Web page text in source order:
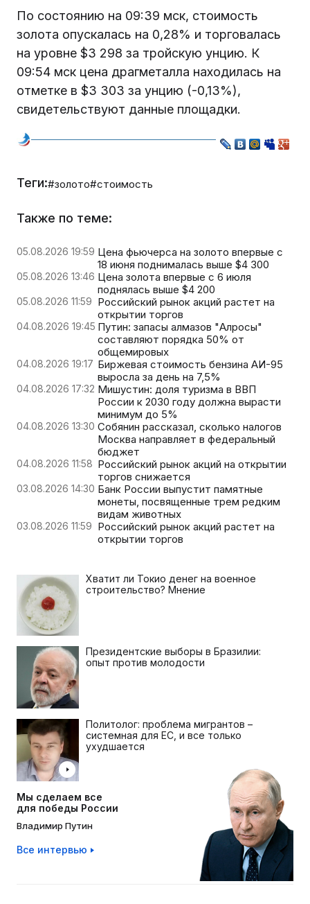
По состоянию на 09:39 мск, стоимость
золота опускалась на 0,28% и торговалась
на уровне $3 298 за тройскую унцию. К
09:54 мск цена драгметалла находилась на
отметке в $3 303 за унцию (-0,13%),
свидетельствуют данные площадки.
Теги:#золото#стоимость
Также по теме:
05.08.2026 19:59 Цена фьючерса на золото впервые с
18 июня поднималась выше $4 300
05.08.2026 13:46 Цена золота впервые с 6 июля
поднялась выше $4 200
05.08.2026 11:59 Российский рынок акций растет на
открытии торгов
04.08.2026 19:45 Путин: запасы алмазов "Алросы"
составляют порядка 50% от
общемировых
04.08.2026 19:17 Биржевая стоимость бензина АИ-95
выросла за день на 7,5%
04.08.2026 17:32 Мишустин: доля туризма в ВВП
России к 2030 году должна вырасти
минимум до 5%
04.08.2026 13:30 Собянин рассказал, сколько налогов
Москва направляет в федеральный
бюджет
04.08.2026 11:58 Российский рынок акций на открытии
торгов снижается
03.08.2026 14:30 Банк России выпустит памятные
монеты, посвященные трем редким
видам животных
03.08.2026 11:59 Российский рынок акций растет на
открытии торгов
Хватит ли Токио денег на военное
строительство? Мнение
Президентские выборы в Бразилии:
опыт против молодости
Политолог: проблема мигрантов –
системная для ЕС, и все только
ухудшается
Мы сделаем все
для победы России
Владимир Путин
Все интервью